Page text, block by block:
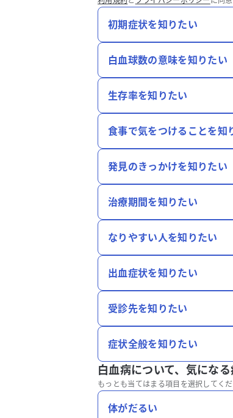
初期症状を知りたい
白血球数の意味を知りたい
生存率を知りたい
食事で気をつけることを知
発見のきっかけを知りたい
治療期間を知りたい
なりやすい人を知りたい
出血症状を知りたい
受診先を知りたい
症状全般を知りたい
白血病について、 気になる
もっとも当てはまる項目を選択してくだ
体がだるい